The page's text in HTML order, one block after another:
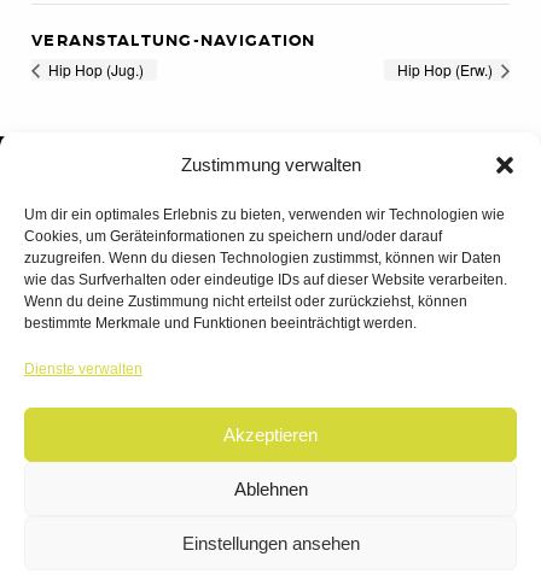
Zustimmung verwalten
Um dir ein optimales Erlebnis zu bieten, verwenden wir Technologien wie
Cookies, um Geräteinformationen zu speichern und/oder darauf
zuzugreifen. Wenn du diesen Technologien zustimmst, können wir Daten
wie das Surfverhalten oder eindeutige IDs auf dieser Website verarbeiten.
Wenn du deine Zustimmung nicht erteilst oder zurückziehst, können
bestimmte Merkmale und Funktionen beeinträchtigt werden.
Dienste verwalten
Akzeptieren
Ablehnen
Einstellungen ansehen
VERANSTALTUNG-NAVIGATION
Hip Hop (Jug.) Hip Hop (Erw.)
© 2026 | TANZWERK
DATENSCHUTZ